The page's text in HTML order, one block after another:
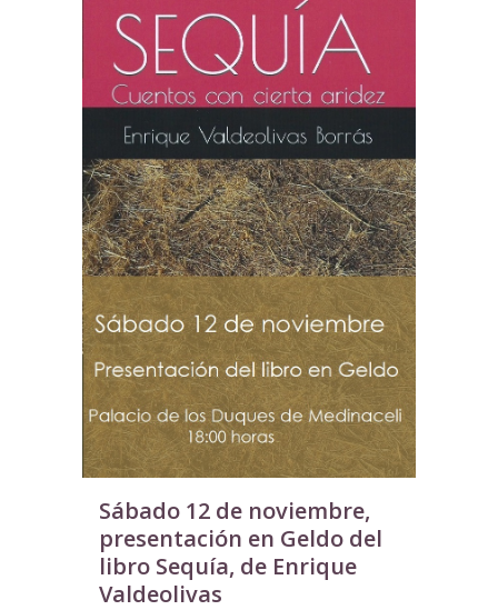
Sábado 12 de noviembre,
presentación en Geldo del
libro Sequía, de Enrique
Valdeolivas